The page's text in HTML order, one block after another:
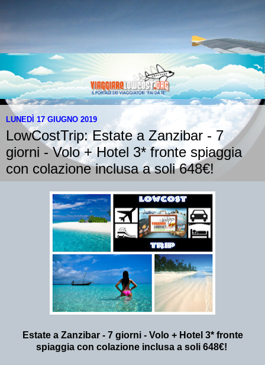
LUNEDÌ 17 GIUGNO 2019
LowCostTrip: Estate a Zanzibar - 7
giorni - Volo + Hotel 3* fronte spiaggia
con colazione inclusa a soli 648€!
Estate a Zanzibar - 7 giorni - Volo + Hotel 3* fronte
spiaggia con colazione inclusa a soli 648€!